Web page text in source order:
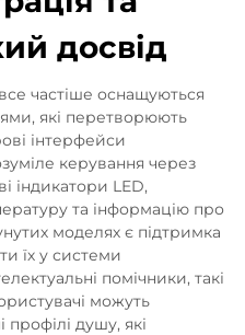
досвід
частіше оснащуються
які перетворюють
інтерфейси
керування через
індикатори LED,
та інформацію про
моделях є підтримка
їх у системи
помічники, такі
можуть
душу, які